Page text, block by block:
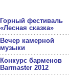
Горный фестиваль
«Лесная сказка»
Вечер камерной
музыки
Конкурс барменов
Barmaster 2012